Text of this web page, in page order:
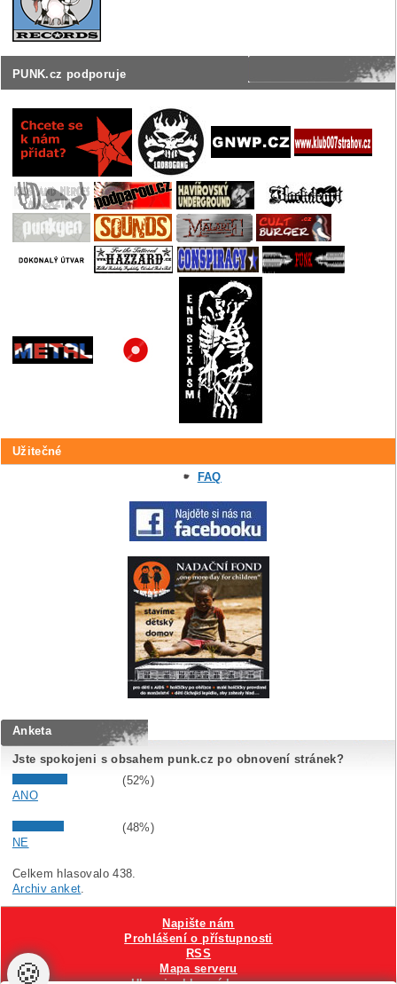
PUNK.cz podporuje
Užitečné
FAQ
Anketa
Jste spokojeni s obsahem punk.cz po obnovení stránek?
(52%)
ANO
(48%)
NE
Celkem hlasovalo 438.
Archiv anket
Napište nám
Prohlášení o přístupnosti
RSS
Mapa serveru
🍪